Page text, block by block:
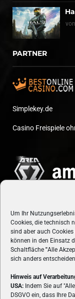
Um Ihr
Cookies, die technisch
sind aber auch
können in den Einsatz
Schaltfläche "Alle
sich anders
Hinweis auf
USA: Indem Sie auf
DSGVO ein, dass Ihre
von
PARTNER
Simplekey.de
Casino Freispiele